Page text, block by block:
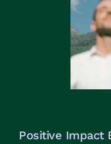
Positive Impact